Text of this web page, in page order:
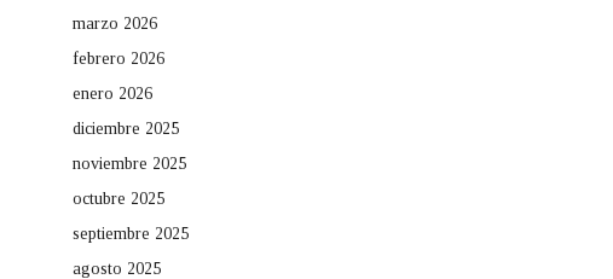
marzo 2026
febrero 2026
enero 2026
diciembre 2025
noviembre 2025
octubre 2025
septiembre 2025
agosto 2025